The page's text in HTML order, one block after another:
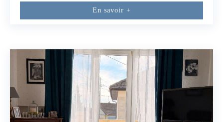
plages et des commerces.Elle est implantée sur un terrain clos
de 350 m² . Cette maison offre un cadre de vie idéal pour
2 WC.Vous apprécierez son jardin où de nombreux arbres
fruitiers ont été plantés.Pour plus d'informations ou pour
planifier une visite, contactez nous dès
aujourd'hui.Conformément à la réglementation Tracfin une
pièce d'identité sera demandée pour toute visite.Les
informations sur les risques auxquels ce bien est exposé sont
disponibles sur le site Géorisques : www.georisques.gouv.fr
(3.00 % honoraires TTC à la charge de l'acquéreur.) Jessy
LEROYER (EI) Agent Commercial - Numéro RSAC : - .
En savoir +